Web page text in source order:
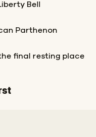
Bell
Parthenon
final resting place